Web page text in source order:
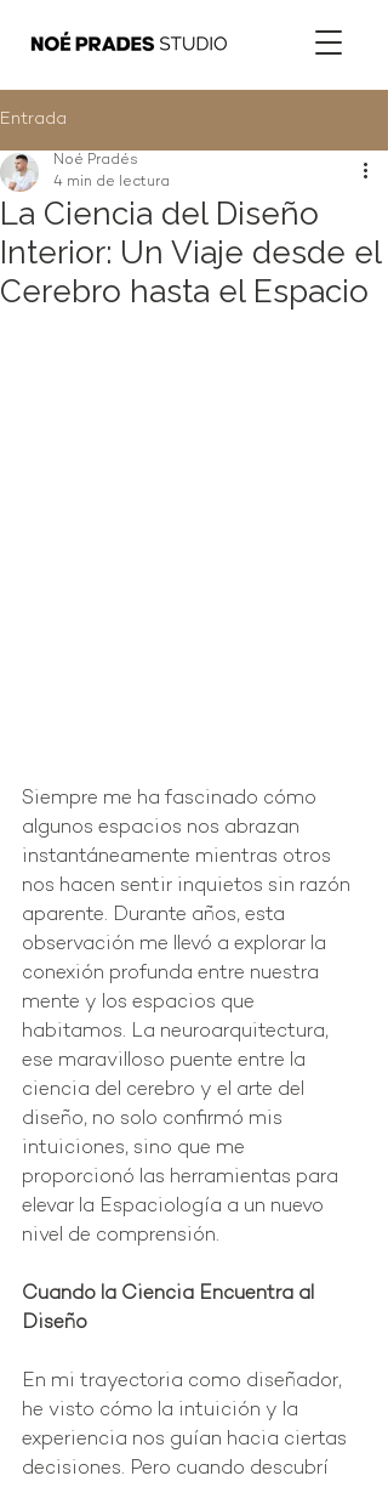
Entrada
La Ciencia del Diseño
Interior: Un Viaje desde el
Cerebro hasta el Espacio
Noé Pradés
4 min de lectura
Siempre me ha fascinado cómo
algunos espacios nos abrazan
instantáneamente mientras otros
nos hacen sentir inquietos sin razón
aparente. Durante años, esta
observación me llevó a explorar la
conexión profunda entre nuestra
mente y los espacios que
habitamos. La neuroarquitectura,
ese maravilloso puente entre la
ciencia del cerebro y el arte del
diseño, no solo confirmó mis
intuiciones, sino que me
proporcionó las herramientas para
elevar la Espaciología a un nuevo
nivel de comprensión.
Cuando la Ciencia Encuentra al
Diseño
En mi trayectoria como diseñador,
he visto cómo la intuición y la
experiencia nos guían hacia ciertas
decisiones. Pero cuando descubrí